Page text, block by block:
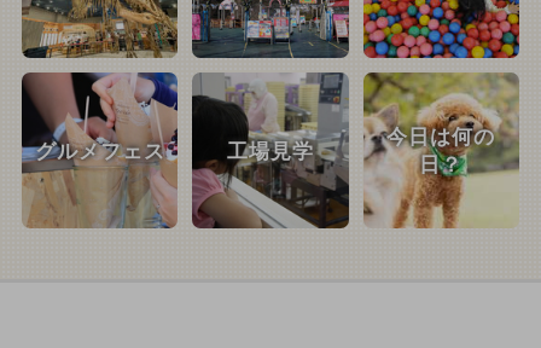
グルメフェス 工場見学
今日は何の
日？